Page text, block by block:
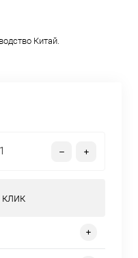
Китай.